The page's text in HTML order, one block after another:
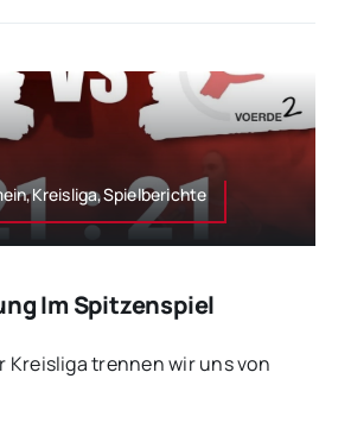
Im Spitzenspiel
Kreisliga trennen wir uns von